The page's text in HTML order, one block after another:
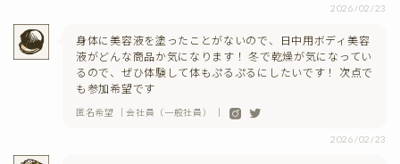
2026/02/23
身体に美容液を塗ったことがないので、日中用ボディ美容
液がどんな商品か気になります！ 冬で乾燥が気になってい
るので、ぜひ体験して体もぷるぷるにしたいです！ 次点で
も参加希望です
匿名希望 ｜会社員（一般社員） ｜
2026/02/23